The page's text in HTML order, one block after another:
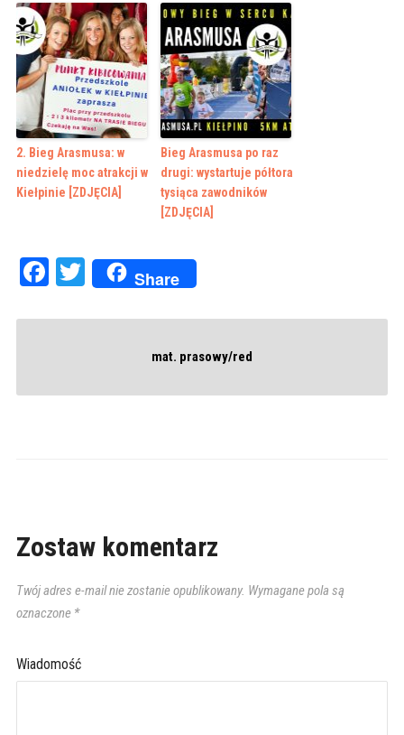
2. Bieg Arasmusa: w
niedzielę moc atrakcji w
Kiełpinie [ZDJĘCIA]
Bieg Arasmusa po raz
drugi: wystartuje półtora
tysiąca zawodników
[ZDJĘCIA]
Facebook
Twitter
Share
mat. prasowy/red
Zostaw komentarz
Twój adres e-mail nie zostanie opublikowany. Wymagane pola są
oznaczone *
Wiadomość